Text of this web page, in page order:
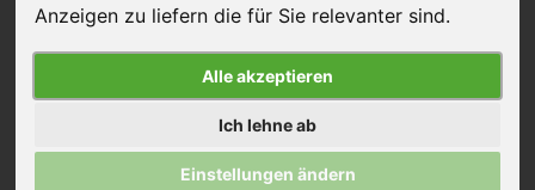
Anzeigen zu liefern die für Sie relevanter sind.
Alle akzeptieren
Ich lehne ab
Einstellungen ändern
Pressemitteilung